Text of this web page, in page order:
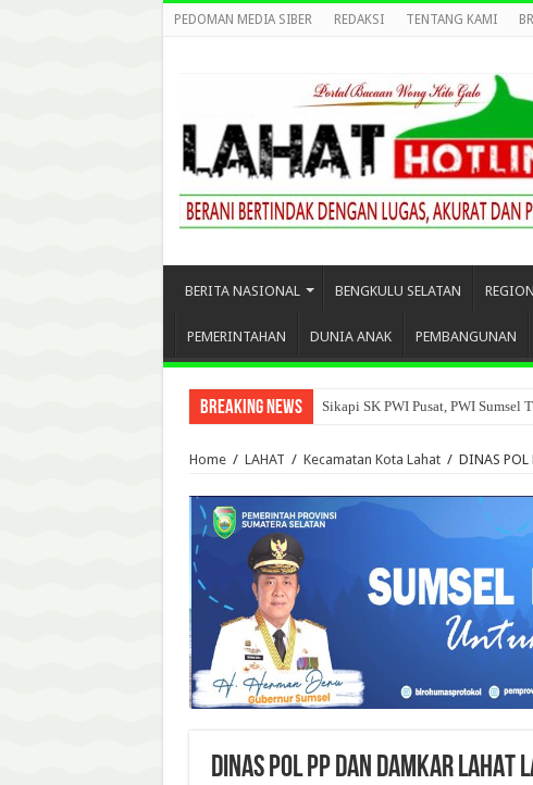
PEDOMAN MEDIA SIBER REDAKSI TENTANG KAMI
BERITA NASIONAL BENGKULU SELATAN
PEMERINTAHAN DUNIA ANAK PEMBANGUNAN
Breaking News Sikapi SK PWI Pusat, PWI Sumsel
Home / LAHAT / Kecamatan Kota Lahat / DINAS POL
DINAS POL PP DAN DAMKAR LAHAT